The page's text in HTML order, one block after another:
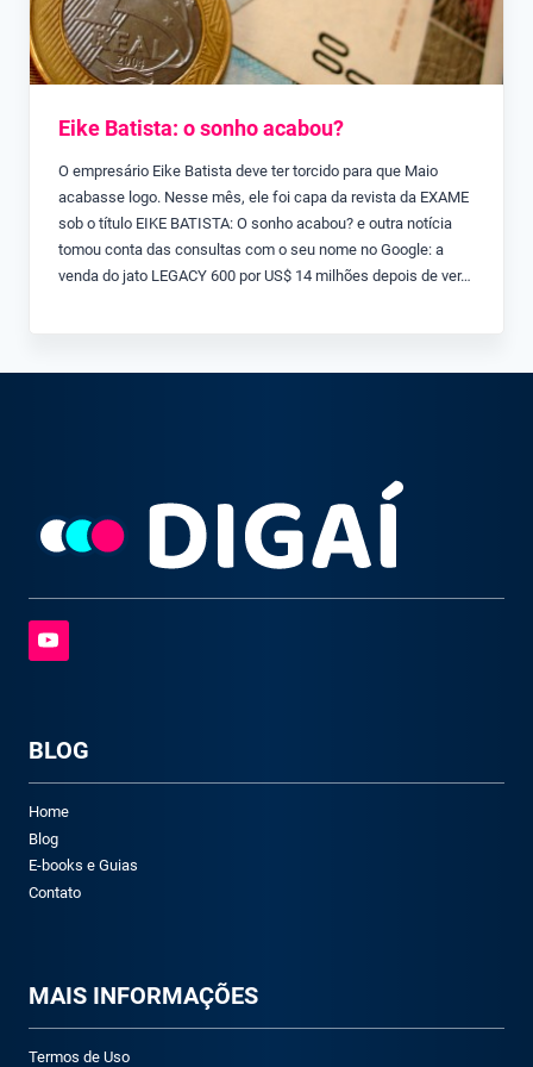
Eike Batista: o sonho acabou?
O empresário Eike Batista deve ter torcido para que Maio
acabasse logo. Nesse mês, ele foi capa da revista da EXAME
sob o título EIKE BATISTA: O sonho acabou? e outra notícia
tomou conta das consultas com o seu nome no Google: a
venda do jato LEGACY 600 por US$ 14 milhões depois de ver…
BLOG
Home
Blog
E-books e Guias
Contato
MAIS INFORMAÇÕES
Termos de Uso